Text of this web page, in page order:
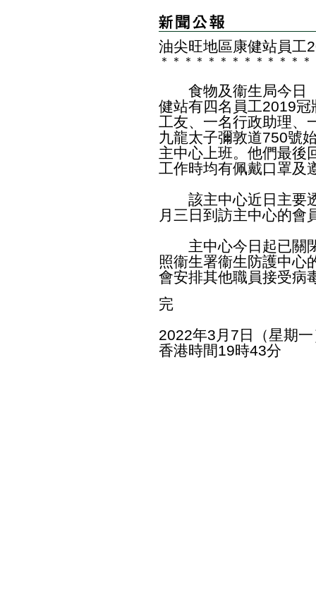
油尖旺地區康健站員工
＊ ＊ ＊ ＊ ＊ ＊ ＊ ＊ ＊ ＊ ＊ ＊ ＊
食物及衞生局今日（
健站有四名員工2019
工友、一名行政助理、
九龍太子彌敦道750號
主中心上班。他們最後
工作時均有佩戴口罩及
該主中心近日主要透
月三日到訪主中心的會
主中心今日起已關閉
照衞生署衞生防護中心
會安排其他職員接受病
完
2022年3月7日（星期
香港時間19時43分